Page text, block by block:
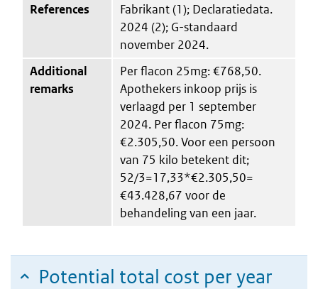
References
Fabrikant (1); Declaratiedata.
2024 (2); G-standaard
november 2024.
Additional
remarks
Per flacon 25mg: €768,50.
Apothekers inkoop prijs is
verlaagd per 1 september
2024. Per flacon 75mg:
€2.305,50. Voor een persoon
van 75 kilo betekent dit;
52/3=17,33*€2.305,50=
€43.428,67 voor de
behandeling van een jaar.
Potential total cost per year